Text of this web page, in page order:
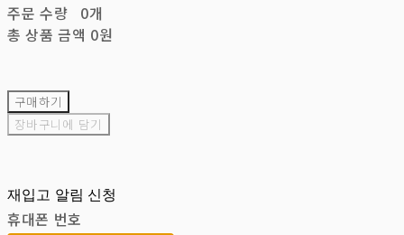
주문 수량
0개
총 상품 금액 0원
구매하기
장바구니에 담기
재입고 알림 신청
휴대폰 번호